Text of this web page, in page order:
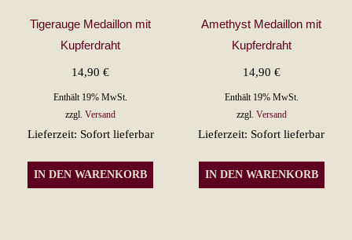
Tigerauge Medaillon mit
Kupferdraht
14,90€
Enthält 19% MwSt.
zzgl.Versand
Lieferzeit: Sofort lieferbar
IN DEN WARENKORB
Amethyst Medaillon mit
Kupferdraht
14,90 €
Enthält 19% MwSt.
zzgl. Versand
Lieferzeit: Sofort lieferbar
IN DEN WARENKORB